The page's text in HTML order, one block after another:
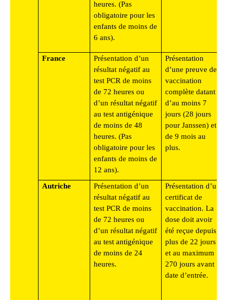
heures. (Pas
obligatoire pour les
enfants de moins de
6 ans).
France
Présentation d’un
résultat négatif au
test PCR de moins
de 72 heures ou
d’un résultat négatif
au test antigénique
de moins de 48
heures. (Pas
obligatoire pour les
enfants de moins de
12 ans).
Présentation
d’une preuve de
vaccination
complète datant
d’au moins 7
jours (28 jours
pour Janssen) et
de 9 mois au
plus.
Autriche
Présentation d’un
résultat négatif au
test PCR de moins
de 72 heures ou
d’un résultat négatif
au test antigénique
de moins de 24
heures.
Présentation d’un
certificat de
vaccination. La
dose doit avoir
été reçue depuis
plus de 22 jours
et au maximum
270 jours avant la
date d’entrée.